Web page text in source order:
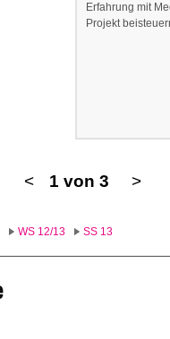
Erfahrung mit
Projekt
< 1 von 3 >
WS 12/13 SS 13